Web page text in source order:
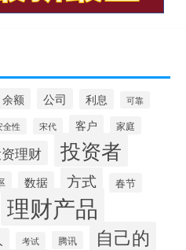
余额 公司 利息 可靠
全性 宋代 客户 家庭
理财 投资者
数据 方式 春节
理财产品
考试 腾讯 自己的